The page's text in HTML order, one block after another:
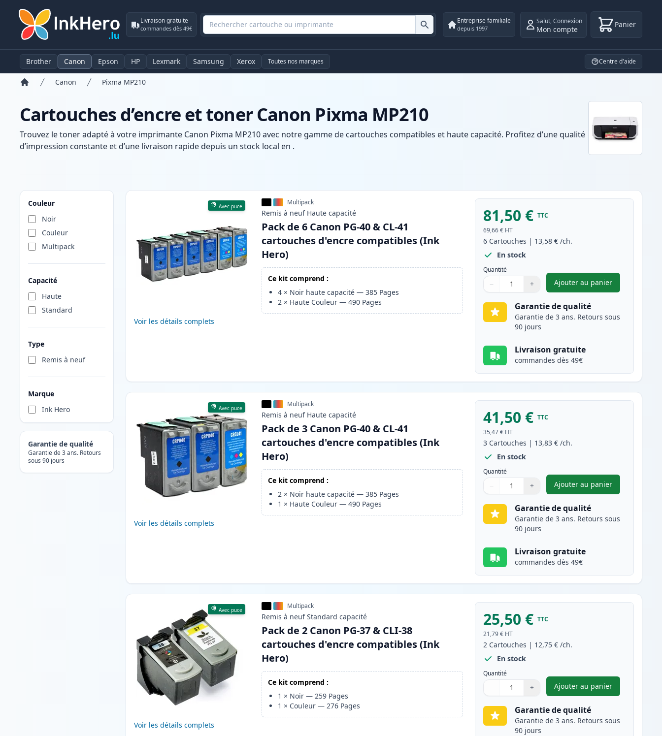
Livraison gratuite
commandes dès 49€
Entreprise familiale
depuis 1997
Salut,Connexion
Mon compte Panier
Brother Canon Epson HP Lexmark Samsung Xerox Toutes nos marques Centre d'aide
Canon Pixma MP210
Cartouches d’encre et toner Canon Pixma MP210
Trouvez le toner adapté à votre imprimante Canon Pixma MP210 avec notre gamme de cartouches compatibles et haute capacité. Profitez d’une qualité
d’impression constante et d’une livraison rapide depuis un stock local en .
Couleur
Noir
Couleur
Multipack
Capacité
Haute
Standard
Type
Remis à neuf
Marque
Ink Hero
Garantie de qualité
Garantie de 3 ans. Retours
sous 90 jours
Produits
Avec puce
Voir les détails complets
Multipack
Remis à neuf Haute capacité
Pack de 6 Canon PG-40 & CL-41
cartouches d'encre compatibles (Ink
Hero)
Ce kit comprend :
4 × Noir haute capacité —385 Pages
2 × Haute Couleur —490 Pages
81,50 € TTC
69,66 € HT
6 Cartouches | 13,58 € /ch.
En stock
Quantité
Quantité
Utilisez les boutons pour ajuster
− +
Quantité
Ajouter au panier
,Pack de 6 Canon PG-
Garantie de qualité
Garantie de 3 ans. Retours sous
90 jours
Livraison gratuite
commandes dès 49€
Avec puce
Voir les détails complets
Multipack
Remis à neuf Haute capacité
Pack de 3 Canon PG-40 & CL-41
cartouches d'encre compatibles (Ink
Hero)
Ce kit comprend :
2 × Noir haute capacité —385 Pages
1 × Haute Couleur —490 Pages
41,50 € TTC
35,47 € HT
3 Cartouches | 13,83 € /ch.
En stock
Quantité
Quantité
Utilisez les boutons pour ajuster
− +
Quantité
Ajouter au panier
,Pack de 3 Canon PG-
Garantie de qualité
Garantie de 3 ans. Retours sous
90 jours
Livraison gratuite
commandes dès 49€
Avec puce
Voir les détails complets
Multipack
Remis à neuf Standard capacité
Pack de 2 Canon PG-37 & CLI-38
cartouches d'encre compatibles (Ink
Hero)
Ce kit comprend :
1 × Noir —259 Pages
1 × Couleur —276 Pages
25,50 € TTC
21,79 € HT
2 Cartouches | 12,75 € /ch.
En stock
Quantité
Quantité
Utilisez les boutons pour ajuster
− +
Quantité
Ajouter au panier
,Pack de 2 Canon PG-
Garantie de qualité
Garantie de 3 ans. Retours sous
90 jours